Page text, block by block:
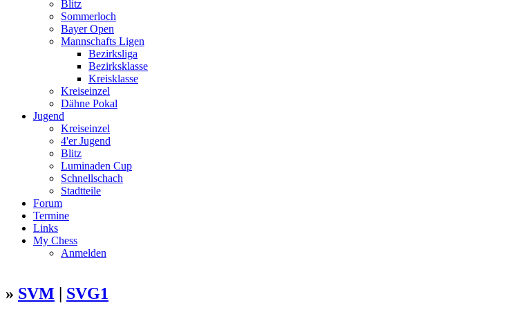
Blitz
Sommerloch
Bayer Open
Mannschafts Ligen
Bezirksliga
Bezirksklasse
Kreisklasse
Kreiseinzel
Dähne Pokal
Jugend
Kreiseinzel
4'er Jugend
Blitz
Luminaden Cup
Schnellschach
Stadtteile
Forum
Termine
Links
My Chess
Anmelden
» SVM | SVG1